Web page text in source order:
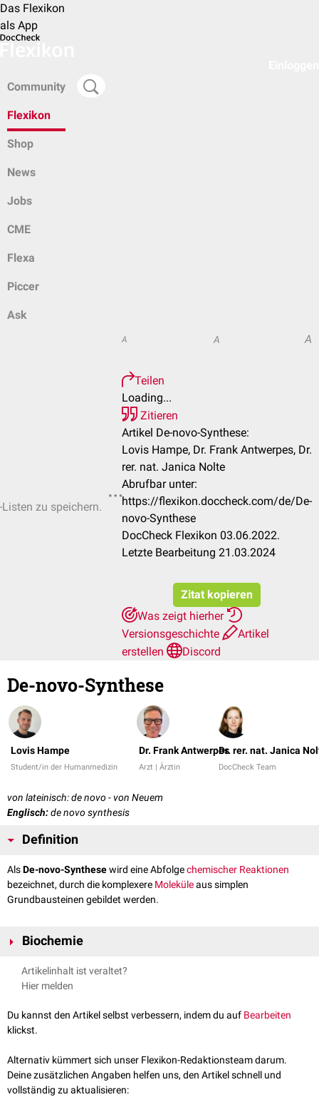
Das Flexikon
als App
Community
Flexikon
Shop
News
Jobs
CME
Flexa
Piccer
Ask
zu speichern.
A A A
Teilen
Loading...
Zitieren
Artikel De-novo-Synthese:
Lovis Hampe, Dr. Frank Antwerpes, Dr.
rer. nat. Janica Nolte
Abrufbar unter:
https://flexikon.doccheck.com/de/De-
novo-Synthese
DocCheck Flexikon 03.06.2022.
Letzte Bearbeitung 21.03.2024
Zitat kopieren
Was zeigt hierher
Versionsgeschichte
Artikel
erstellen
Discord
De-novo-Synthese
Lovis Hampe
Student/in der Humanmedizin
Dr. Frank Antwerpes
Arzt | Ärztin
Dr. rer. nat. Janica
DocCheck Team
von lateinisch: de novo - von Neuem
Englisch:de novo synthesis
Definition
AlsDe-novo-Synthesewird eine Abfolgechemischer Reaktionen
bezeichnet, durch die komplexere Moleküleaus simplen
Grundbausteinen gebildet werden.
Biochemie
Biochemie spricht man bei einigen
von einer De-novo-Synthese, z.B. bei der
Stoffwechselwegen der
Nukleotide , wie dem Salvage Pathway
Weitere Beispiele für De-novo-Synthesen sind die
Fettsäuresynthese.
Artikelinhalt ist veraltet?
Hier melden
Du kannst den Artikel selbst verbessern, indem du auf Bearbeiten
klickst.
Alternativ kümmert sich unser Flexikon-Redaktionsteam darum.
Deine zusätzlichen Angaben helfen uns, den Artikel schnell und
vollständig zu aktualisieren: